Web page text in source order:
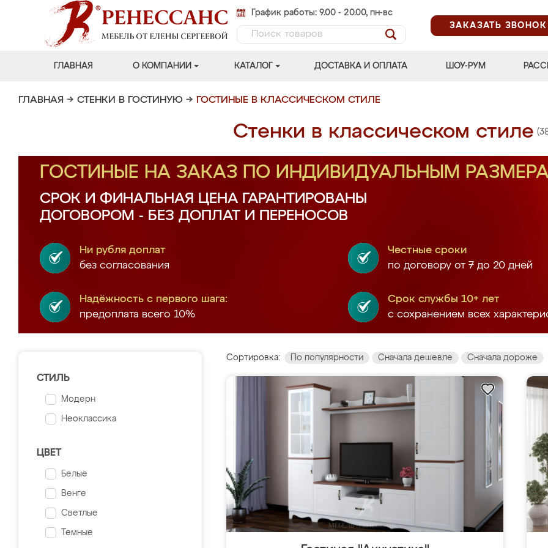
График работы: 9.00 - 20.00, пн-вс
ЗАКАЗАТЬ ЗВОНОК
ГЛАВНАЯ О КОМПАНИИ КАТАЛОГ ДОСТАВКА И ОПЛАТА ШОУ-РУМ
ГЛАВНАЯ → СТЕНКИ В ГОСТИНУЮ → ГОСТИНЫЕ В КЛАССИЧЕСКОМ СТИЛЕ
Стенки в классическом стиле
ГОСТИНЫЕ НА ЗАКАЗ ПО ИНДИВИДУАЛЬНЫМ
СРОК И ФИНАЛЬНАЯ ЦЕНА ГАРАНТИРОВАНЫ
ДОГОВОРОМ - БЕЗ ДОПЛАТ И ПЕРЕНОСОВ
Ни рубля доплат
без согласования
Честные сроки
по договору от 7 до 20 дней
Надёжность с первого шага:
предоплата всего 10%
Срок службы 10+ лет
с сохранением всех
СТИЛЬ
Модерн
Неоклассика
ЦВЕТ
Белые
Венге
Светлые
Темные
Сортировка: По популярности Сначала дешевле Сначала дороже